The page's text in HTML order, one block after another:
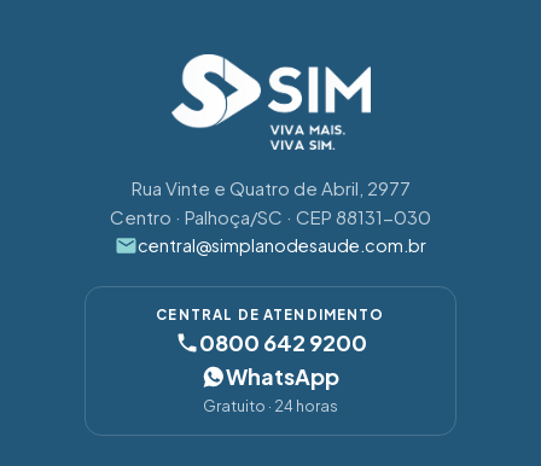
Rua Vinte e Quatro de Abril, 2977
Centro · Palhoça/SC · CEP 88131-030
central@simplanodesaude.com.br
CENTRAL DE ATENDIMENTO
0800 642 9200
WhatsApp
Gratuito · 24 horas